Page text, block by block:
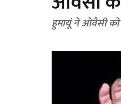
हुमायूं ने ओवैसी को